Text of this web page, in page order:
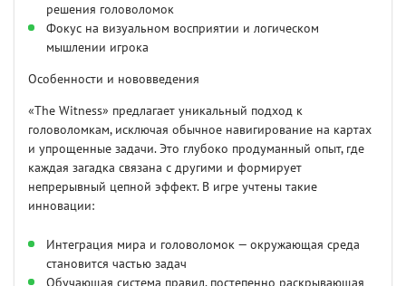
решения головоломок
Фокус на визуальном восприятии и логическом
мышлении игрока
Особенности и нововведения
«The Witness» предлагает уникальный подход к
головоломкам, исключая обычное навигирование на картах
и упрощенные задачи. Это глубоко продуманный опыт, где
каждая загадка связана с другими и формирует
непрерывный цепной эффект. В игре учтены такие
инновации:
Интеграция мира и головоломок — окружающая среда
становится частью задач